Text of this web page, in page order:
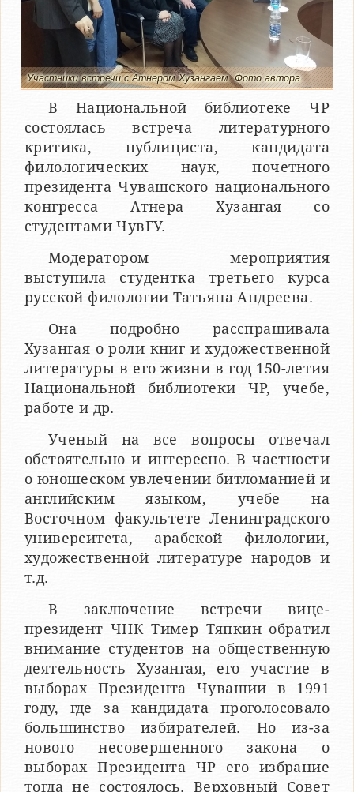
Участники встречи с Атнером Хузангаем. Фото автора
В Национальной библиотеке ЧР
состоялась встреча литературного
критика, публициста, кандидата
филологических наук, почетного
президента Чувашского национального
конгресса Атнера Хузангая со
студентами ЧувГУ.
Модератором мероприятия
выступила студентка третьего курса
русской филологии Татьяна Андреева.
Она подробно расспрашивала
Хузангая о роли книг и художественной
литературы в его жизни в год 150-летия
Национальной библиотеки ЧР, учебе,
работе и др.
Ученый на все вопросы отвечал
обстоятельно и интересно. В частности
о юношеском увлечении битломанией и
английским языком, учебе на
Восточном факультете Ленинградского
университета, арабской филологии,
художественной литературе народов и
т.д.
В заключение встречи вице-
президент ЧНК Тимер Тяпкин обратил
внимание студентов на общественную
деятельность Хузангая, его участие в
выборах Президента Чувашии в 1991
году, где за кандидата проголосовало
большинство избирателей. Но из-за
нового несовершенного закона о
выборах Президента ЧР его избрание
тогда не состоялось. Верховный Совет